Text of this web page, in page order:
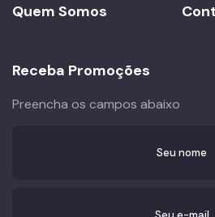
Quem Somos
Receba Promoções
Preencha os campos abaixo